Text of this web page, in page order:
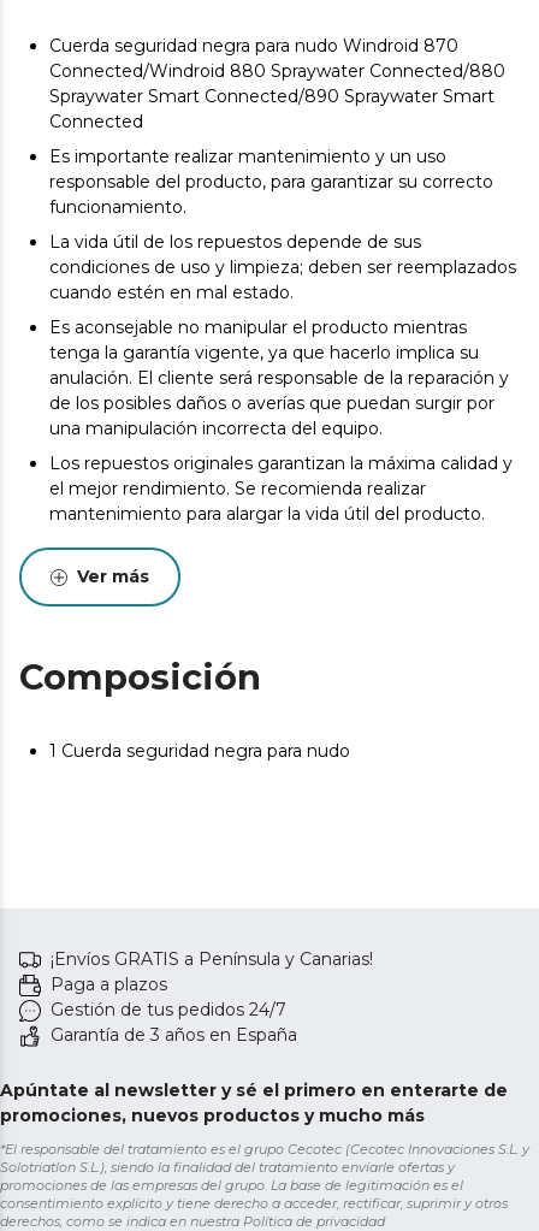
Cuerda seguridad negra para nudo Windroid 870
Connected/Windroid 880 Spraywater Connected/880
Spraywater Smart Connected/890 Spraywater Smart
Connected
Es importante realizar mantenimiento y un uso
responsable del producto, para garantizar su correcto
funcionamiento.
La vida útil de los repuestos depende de sus
condiciones de uso y limpieza; deben ser reemplazados
cuando estén en mal estado.
Es aconsejable no manipular el producto mientras
tenga la garantía vigente, ya que hacerlo implica su
anulación. El cliente será responsable de la reparación y
de los posibles daños o averías que puedan surgir por
una manipulación incorrecta del equipo.
Los repuestos originales garantizan la máxima calidad y
el mejor rendimiento. Se recomienda realizar
mantenimiento para alargar la vida útil del producto.
Ver más
Composición
1 Cuerda seguridad negra para nudo
¡Envíos GRATIS a Península y Canarias!
Paga a plazos
Gestión de tus pedidos 24/7
Garantía de 3 años en España
Apúntate al newsletter y sé el primero en enterarte de
promociones, nuevos productos y mucho más
*El responsable del tratamiento es el grupo Cecotec (Cecotec Innovaciones S.L. y
Solotriatlon S.L.), siendo la finalidad del tratamiento enviarle ofertas y
promociones de las empresas del grupo. La base de legitimación es el
consentimiento explícito y tiene derecho a acceder, rectificar, suprimir y otros
derechos, como se indica en nuestra Política de privacidad